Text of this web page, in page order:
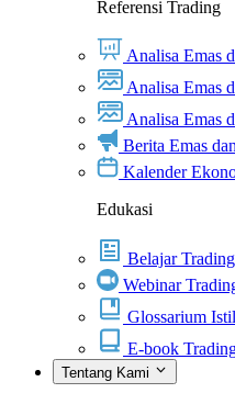
Referensi Trading
Analisa Emas
Analisa Emas
Analisa Emas
Berita Emas
Kalender
Edukasi
Belajar
Webinar
Glossarium
E-book
Tentang Kami